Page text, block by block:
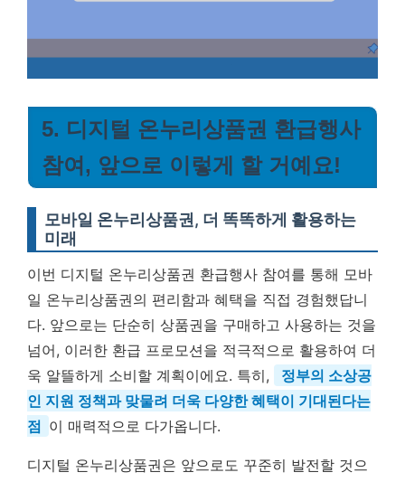
5. 디지털 온누리상품권 환급행사
참여, 앞으로 이렇게 할 거예요!
모바일 온누리상품권, 더 똑똑하게 활용하는
미래
이번 디지털 온누리상품권 환급행사 참여를 통해 모바
일 온누리상품권의 편리함과 혜택을 직접 경험했답니
다. 앞으로는 단순히 상품권을 구매하고 사용하는 것을
넘어, 이러한 환급 프로모션을 적극적으로 활용하여 더
욱 알뜰하게 소비할 계획이에요. 특히,
정부의 소상공
인 지원 정책과 맞물려 더욱 다양한 혜택이 기대된다는
점 이 매력적으로 다가옵니다.
디지털 온누리상품권은 앞으로도 꾸준히 발전할 것으